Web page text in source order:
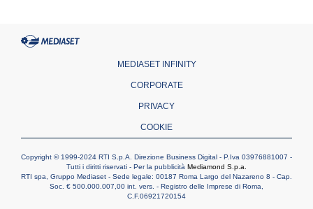
Migranti, UE compatta su Ceuta: superata
una prova difficile
MEDIASET INFINITY
CORPORATE
PRIVACY
COOKIE
Copyright © 1999-2024 RTI S.p.A. Direzione Business Digital - P.Iva 03976881007 -
Tutti i diritti riservati - Per la pubblicità Mediamond S.p.a.
RTI spa, Gruppo Mediaset - Sede legale: 00187 Roma Largo del Nazareno 8 - Cap.
Soc. € 500.000.007,00 int. vers. - Registro delle Imprese di Roma,
C.F.06921720154